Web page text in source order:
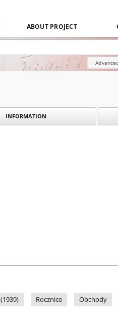
ABOUT PROJECT
INFORMATION
Rocznice Obchody